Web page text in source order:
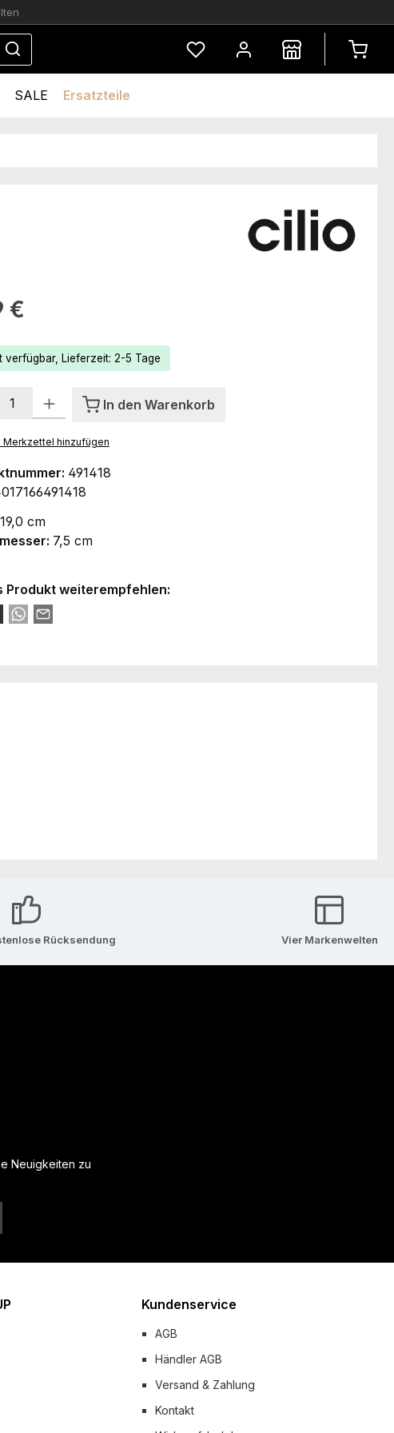
Du hast 0 Produkte auf dem
SALE Ersatzteile
Preis:
€
verfügbar, Lieferzeit: 2-5 Tage
Anzahl: Gib den gewünschten Wert ein oder benutze die Schaltflächen
In den Warenkorb
Merkzettel hinzufügen
491418
19,0 cm
7,5 cm
Produkt weiterempfehlen:
Rücksendung Vier Markenwelten
Neuigkeiten zu
Kundenservice
AGB
Händler AGB
Versand & Zahlung
Kontakt